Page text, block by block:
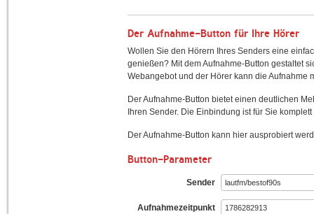
Der Aufnahme-Button für Ihre Hörer
Wollen Sie den Hörern Ihres Senders eine
genießen? Mit dem Aufnahme-Button gestaltet
Webangebot und der Hörer kann die Aufnahme
Der Aufnahme-Button bietet einen deutlichen
Ihren Sender. Die Einbindung ist für Sie
Der Aufnahme-Button kann hier ausprobiert
Button-Parameter
Sender
Aufnahmezeitpunkt